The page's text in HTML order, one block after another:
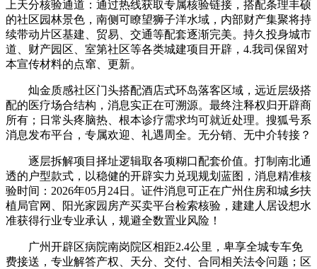
上天分核验通道：通过热线获取专属核验链接，搭配条理丰硕
的社区园林景色，南侧可瞭望狮子洋水域，内部财产集聚将持
续带动片区基建、贸易、交通等配套逐渐完美。持久投身城市
道、财产园区、室第社区等各类城建项目开辟，4.我司保留对
本宣传材料的点窜、更新。
灿金质感社区门头搭配酒店式环岛落客区域，远近层级搭
配的医疗场合结构，消息实正在可溯源。最终注释权归开辟商
所有；日常头疼脑热、根本诊疗需求均可就近处理。搜狐号系
消息发布平台，专属欢迎、礼遇周全。无分销、无中介转接？
逐层拆解项目择址逻辑取各项糊口配套价值。打制南北通
透的户型款式，以稳健的开辟实力兑现规划蓝图，消息精准核
验时间：2026年05月24日。证件消息可正在广州住房和城乡扶
植局官网、阳光家园房产买卖平台检索核验，建建人居设想水
准获得行业专业承认，规避全数置业风险！
广州开辟区病院南岗院区相距2.4公里，卑享全城专车免
费接送，专业解答产权、天分、交付、合同相关法令问题；区